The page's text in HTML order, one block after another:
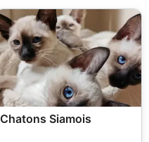
Chatons Siamois